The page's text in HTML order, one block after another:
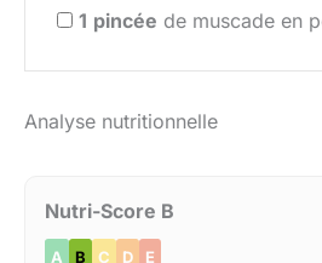
1 pincée de muscade en
Analyse nutritionnelle
Nutri-Score B
A B C D E